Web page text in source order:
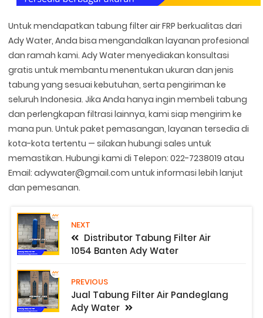
Untuk mendapatkan tabung filter air FRP berkualitas dari
Ady Water, Anda bisa mengandalkan layanan profesional
dan ramah kami. Ady Water menyediakan konsultasi
gratis untuk membantu menentukan ukuran dan jenis
tabung yang sesuai kebutuhan, serta pengiriman ke
seluruh Indonesia. Jika Anda hanya ingin membeli tabung
dan perlengkapan filtrasi lainnya, kami siap mengirim ke
mana pun. Untuk paket pemasangan, layanan tersedia di
kota-kota tertentu — silakan hubungi sales untuk
memastikan. Hubungi kami di Telepon: 022-7238019 atau
Email: adywater@gmail.com untuk informasi lebih lanjut
dan pemesanan.
NEXT
Distributor Tabung Filter Air
1054 Banten Ady Water
PREVIOUS
Jual Tabung Filter Air Pandeglang
Ady Water